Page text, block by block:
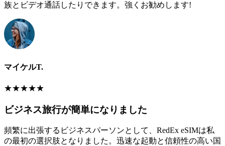
族とビデオ通話したりできます。強くお勧めします!
マイケルT.
★★★★★
ビジネス旅行が簡単になりました
頻繁に出張するビジネスパーソンとして、RedEx eSIMは私
の最初の選択肢となりました。迅速な起動と信頼性の高い国